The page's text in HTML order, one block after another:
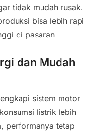
tidak mudah rusak.
bisa lebih rapi
di pasaran.
dan Mudah
sistem motor
listrik lebih
performanya tetap